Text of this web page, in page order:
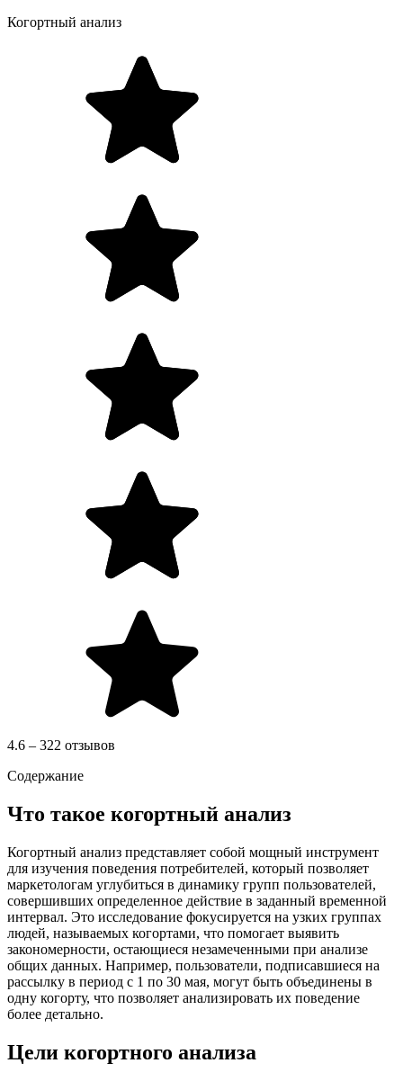
Когортный анализ
4.6 – 322 отзывов
Содержание
Что такое когортный анализ
Когортный анализ представляет собой мощный инструмент
для изучения поведения потребителей, который позволяет
маркетологам углубиться в динамику групп пользователей,
совершивших определенное действие в заданный временной
интервал. Это исследование фокусируется на узких группах
людей, называемых когортами, что помогает выявить
закономерности, остающиеся незамеченными при анализе
общих данных. Например, пользователи, подписавшиеся на
рассылку в период с 1 по 30 мая, могут быть объединены в
одну когорту, что позволяет анализировать их поведение
более детально.
Цели когортного анализа